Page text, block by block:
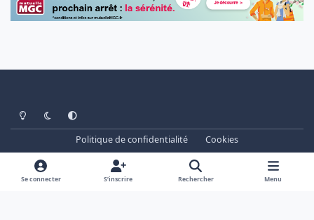
Light ModeDark ModeSystem Preference
Politique de confidentialité
Cookies
www.cheminots.net - Forum Libre depuis 2003
Powered by
Invision Community
Se connecter S’inscrire Rechercher Menu